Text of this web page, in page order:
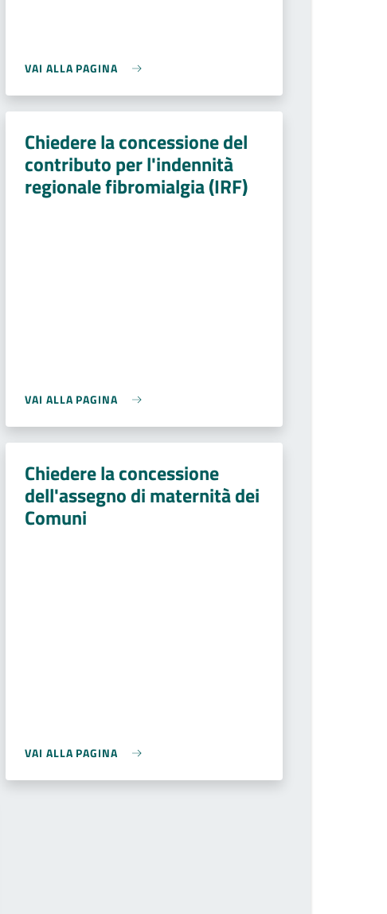
VAI ALLA PAGINA
Chiedere la concessione del
contributo per l'indennità
regionale fibromialgia (IRF)
VAI ALLA PAGINA
Chiedere la concessione
dell'assegno di maternità dei
Comuni
VAI ALLA PAGINA